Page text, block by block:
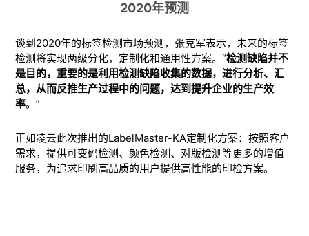
2020年预测
谈到2020年的标签检测市场预测，张克军表示，未来的标签
检测将实现两级分化，定制化和通用性方案。“检测缺陷并不
是目的，重要的是利用检测缺陷收集的数据，进行分析、汇
总，从而反推生产过程中的问题，达到提升企业的生产效
率。”
正如凌云此次推出的LabelMaster-KA定制化方案：按照客户
需求，提供可变码检测、颜色检测、对版检测等更多的增值
服务，为追求印刷高品质的用户提供高性能的印检方案。